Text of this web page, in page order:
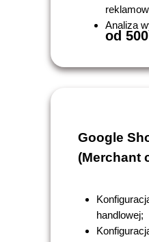
Analiza
od 500
Google
(Merchant
handlowej;